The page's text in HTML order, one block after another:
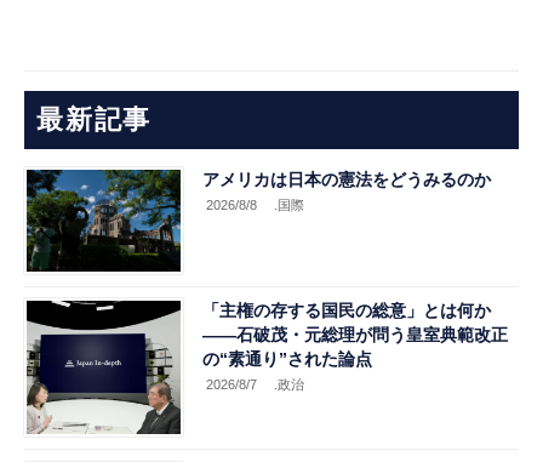
最新記事
アメリカは日本の憲法をどうみるのか
2026/8/8 .国際
「主権の存する国民の総意」とは何か
――石破茂・元総理が問う皇室典範改正
の“素通り”された論点
2026/8/7 .政治